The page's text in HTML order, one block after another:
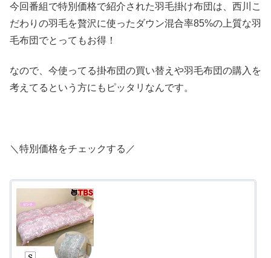
今回番組で特別価格で紹介された羽毛掛け布団は、西川こ
だわりの羽毛を贅沢に使ったダウン混合率85%の上質な羽
毛布団でとってもお得！
なので、今使ってる掛布団の買い替えや羽毛布団の購入を
考えてるという方にもピッタリなんです。
＼特別価格をチェックする／